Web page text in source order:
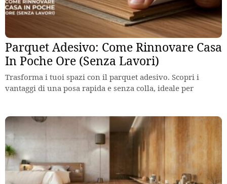
Parquet Adesivo: Come Rinnovare Casa
In Poche Ore (Senza Lavori)
Trasforma i tuoi spazi con il parquet adesivo. Scopri i
vantaggi di una posa rapida e senza colla, ideale per